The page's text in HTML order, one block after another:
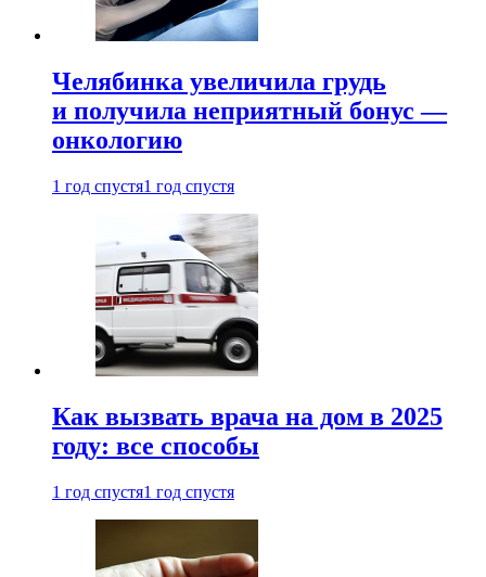
Челябинка увеличила грудь
и получила неприятный бонус —
онкологию
1 год спустя1 год спустя
Как вызвать врача на дом в 2025
году: все способы
1 год спустя1 год спустя